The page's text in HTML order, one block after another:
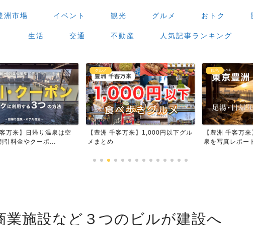
洲市場 イベント 観光 グルメ おトク
生活 交通 不動産 人気記事ランキング
万来】1,000円以下グル
観光
【豊洲 千客万来】足湯・日帰り温
泉を写真レポート
グルメ
【豊洲 千客万
場」で食べ歩き
業施設など３つのビルが建設へ